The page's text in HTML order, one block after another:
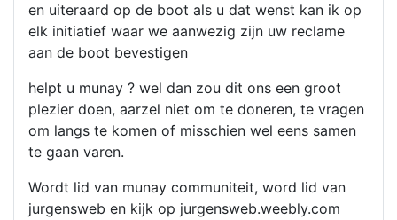
en uiteraard op de boot als u dat wenst kan ik op
elk initiatief waar we aanwezig zijn uw reclame
aan de boot bevestigen
helpt u munay ? wel dan zou dit ons een groot
plezier doen, aarzel niet om te doneren, te vragen
om langs te komen of misschien wel eens samen
te gaan varen.
Wordt lid van munay communiteit, word lid van
jurgensweb en kijk op jurgensweb.weebly.com